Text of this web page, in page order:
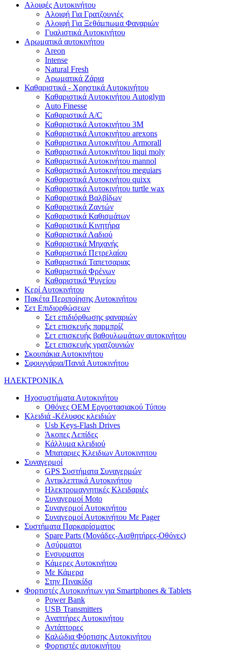
Αλοιφές Αυτοκινήτου
Αλοιφή Για Γρατζουνιές
Αλοιφή Για Ξεθάμπωμα Φαναριών
Γυαλιστικά Αυτοκινήτου
Αρωματικά αυτοκινήτου
Areon
Intense
Natural Fresh
Αρωματικά Ζάρια
Καθαριστικά - Χρηστικά Αυτοκινήτου
Καθαριστικά Αυτοκινήτου Autoglym
Auto Finesse
Καθαριστικά A/C
Καθαριστικά Αυτοκινήτου 3Μ
Καθαριστικά Αυτοκινήτου arexons
Καθαριστικα Αυτοκινήτου Armorall
Καθαριστικά Αυτοκινήτου liqui moly
Καθαριστικά Αυτοκινήτου mannol
Καθαριστικά Αυτοκινήτου meguiars
Καθαριστικά Αυτοκινήτου quixx
Καθαριστικά Αυτοκινήτου turtle wax
Καθαριστικά Βαλβίδων
Καθαριστικά Ζαντών
Καθαριστικά Καθισμάτων
Καθαριστικά Κινητήρα
Καθαριστικά Λαδιού
Καθαριστικά Μηχανής
Καθαριστικά Πετρελαίου
Καθαριστικά Ταπετσαριας
Καθαριστικά Φρένων
Καθαριστικά Ψυγείου
Κερί Αυτοκινήτου
Πακέτα Περιποίησης Αυτοκινήτου
Σετ Επιδιορθώσεων
Σετ επιδιόρθωσης φαναριών
Σετ επισκευής παρμπρίζ
Σετ επισκευής βαθουλωμάτων αυτοκινήτου
Σετ επισκευής γρατζουνιών
Σκουπάκια Αυτοκινήτου
Σφουγγάρια/Πανιά Αυτοκινήτου
ΗΛΕΚΤΡΟΝΙΚΑ
Ηχοσυστήματα Αυτοκινήτου
Οθόνες OEM Εργοστασιακού Τύπου
Κλειδιά -Κέλυφος κλειδιών
Usb Keys-Flash Drives
Άκοπες Λεπίδες
Κάλλυμα κλειδιού
Μπαταριες Κλειδιων Αυτοκινητου
Συναγερμοί
GPS Συστήματα Συναγερμών
Αντικλεπτικά Αυτοκινήτου
Ηλεκτρομαγνητικές Κλειδαριές
Συναγερμοί Moto
Συναγερμοί Αυτοκινήτου
Συναγερμοί Αυτοκινήτου Με Pager
Συστήματα Παρκαρίσματος
Spare Parts (Mονάδες-Αισθητήρες-Οθόνες)
Ασύρματοι
Ενσυρματοι
Κάμερες Αυτοκινήτου
Με Κάμερα
Στην Πινακίδα
Φορτιστές Αυτοκινήτων για Smartphones & Tablets
Power Bank
USB Transmitters
Αναπτήρες Αυτοκινήτου
Αντάπτορες
Καλώδια Φόρτισης Αυτοκινήτου
Φορτιστές αυτοκινήτου